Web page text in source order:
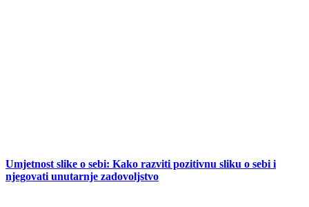
Umjetnost slike o sebi: Kako razviti pozitivnu sliku o sebi i
njegovati unutarnje zadovoljstvo